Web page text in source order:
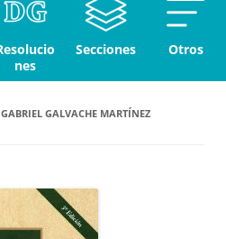
nes
Secciones Otros
GABRIEL GALVACHE MARTÍNEZ